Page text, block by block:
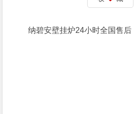
纳碧安壁挂炉24小时全国售后